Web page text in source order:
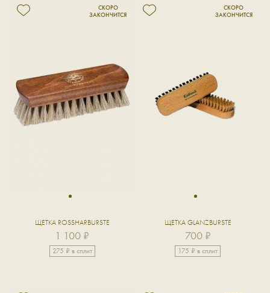
1
ЩЕТКА ROSSHARBURSTE
1 100 ₽
275 ₽ в сплит
1
ЩЕТКА GLANZBURSTE
700 ₽
175 ₽ в сплит